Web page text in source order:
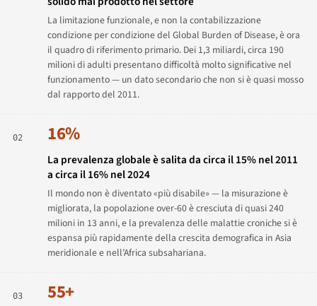
La limitazione funzionale, e non la contabilizzazione
condizione per condizione del Global Burden of Disease, è ora
il quadro di riferimento primario. Dei 1,3 miliardi, circa 190
milioni di adulti presentano difficoltà molto significative nel
funzionamento — un dato secondario che non si è quasi mosso
dal rapporto del 2011.
02 16%
La prevalenza globale è salita da circa il 15% nel 2011
a circa il 16% nel 2024
Il mondo non è diventato «più disabile» — la misurazione è
migliorata, la popolazione over-60 è cresciuta di quasi 240
milioni in 13 anni, e la prevalenza delle malattie croniche si è
espansa più rapidamente della crescita demografica in Asia
meridionale e nell’Africa subsahariana.
03 55+